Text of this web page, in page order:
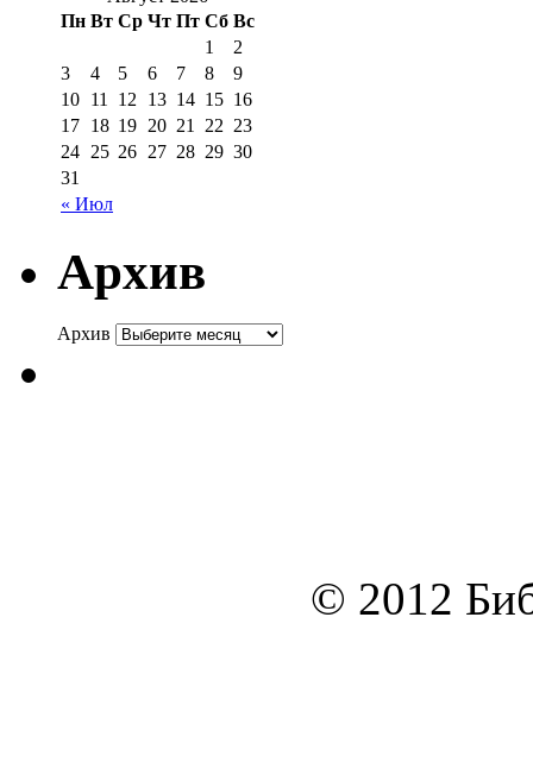
Пн Вт Ср Чт Пт Сб Вс
« Июл
1
2
3
4 5 6 7 8
9
10 11 12 13 14 15 16
17 18 19 20 21 22 23
24 25 26 27 28 29 30
31
Архив
Архив
© 2012